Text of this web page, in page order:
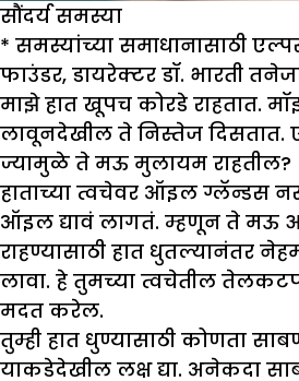
सौंदर्य समस्या
* समस्यांच्या समाधानासाठी
फाउंडर, डायरेक्टर डॉ. भारती
माझेहात खूपच कोरडे राहतात.
लावूनदेखील ते निस्तेज दिसतात.
ज्यामुळे ते मऊ मुलायम राहतील?
हाताच्या त्वचेवर ऑइल ग्लॅन्डस
ऑइल द्यावं लागतं. म्हणून ते मऊ
राहण्यासाठी हात धुतल्यानंतर
लावा. हे तुमच्या त्वचेतील
मदत करेल.
तुम्ही हात धुण्यासाठी कोणता
याकडेदेखील लक्ष द्या. अनेकदा